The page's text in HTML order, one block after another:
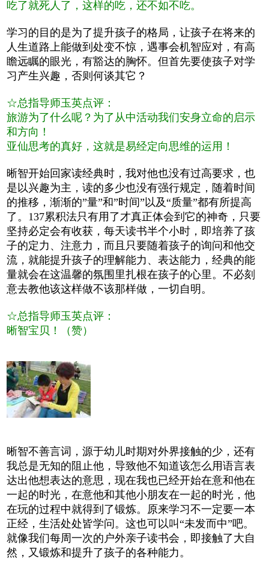
吃了就死人了，这样的吃，还不如不吃。
学习的目的是为了提升孩子的格局，让孩子在将来的
人生道路上能做到处变不惊，遇事会机智应对，有高
瞻远瞩的眼光，有豁达的胸怀。但首先要使孩子对学
习产生兴趣，否则何谈其它？
☆总指导师玉英点评：
旅游为了什么呢？为了从中活动我们安身立命的启示
和方向！
亚仙思考的真好，这就是易经定向思维的运用！
晰智开始回家读经典时，我对他也没有过高要求，也
是以兴趣为主，读的多少也没有强行规定，随着时间
的推移，渐渐的”量”和”时间”以及“质量”都有所提高
了。137累积法只有用了才真正体会到它的神奇，只要
坚持必定会有收获，每天读书半个小时，即培养了孩
子的定力、注意力，而且只要随着孩子的询问和他交
流，就能提升孩子的理解能力、表达能力，经典的能
量就会在这温馨的氛围里扎根在孩子的心里。不必刻
意去教他该这样做不该那样做，一切自明。
☆总指导师玉英点评：
晰智宝贝！（赞）
晰智不善言词，源于幼儿时期对外界接触的少，还有
我总是无知的阻止他，导致他不知道该怎么用语言表
达出他想表达的意思，现在我也已经开始在意和他在
一起的时光，在意他和其他小朋友在一起的时光，他
在玩的过程中就得到了锻炼。原来学习不一定要一本
正经，生活处处皆学问。这也可以叫“未发而中”吧。
就像我们每周一次的户外亲子读书会，即接触了大自
然，又锻炼和提升了孩子的各种能力。